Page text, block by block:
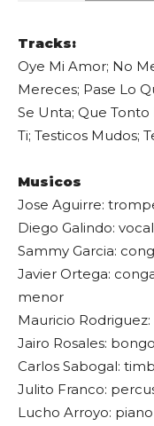
Tracks:
Oye Mi Amor; No
Mereces; Pase Lo
Se Unta; Que Tonto
Ti; Testicos Mudos;
Musicos
Jose Aguirre:
Diego Galindo:
Sammy Garcia:
Javier Ortega:
menor
Mauricio
Jairo Rosales:
Carlos Sabogal:
Julito Franco:
Lucho Arroyo: piano